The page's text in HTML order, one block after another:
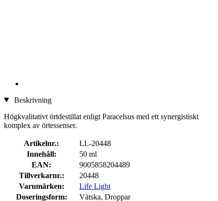
Beskrivning
Högkvalitativt örtdestillat enligt Paracelsus med ett synergistiskt
komplex av örtessenser.
Artikelnr.:
LL-20448
Innehåll:
50 ml
EAN:
9005858204489
Tillverkarnr.:
20448
Varumärken:
Life Light
Doseringsform:
Vätska, Droppar